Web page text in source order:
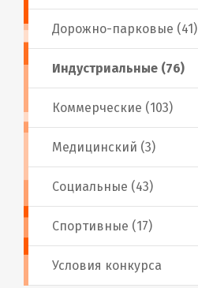
Дорожно-парковые (41)
Индустриальные (76)
Коммерческие (103)
Медицинский (3)
Социальные (43)
Спортивные (17)
Условия конкурса